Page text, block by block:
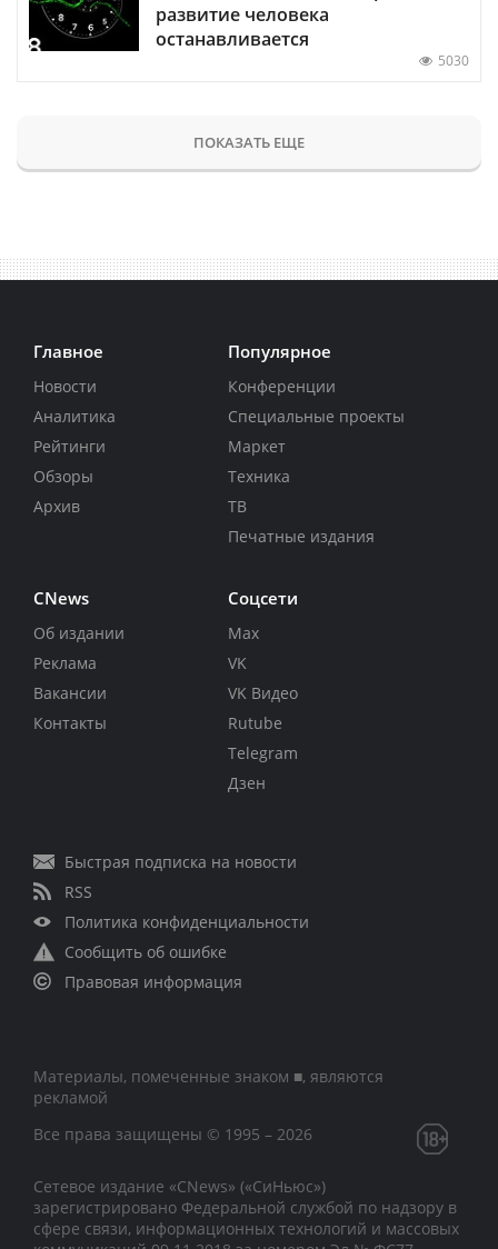
развитие человека
останавливается
5030
ПОКАЗАТЬ ЕЩЕ
Главное
Новости
Аналитика
Рейтинги
Обзоры
Архив
Популярное
Конференции
Специальные проекты
Маркет
Техника
ТВ
Печатные издания
CNews
Об издании
Реклама
Вакансии
Контакты
Соцсети
Max
VK
VK Видео
Rutube
Telegram
Дзен
Быстрая подписка на новости
RSS
Политика конфиденциальности
Сообщить об ошибке
Правовая информация
Материалы, помеченные знаком ■, являются
рекламой
Все права защищены © 1995 – 2026
Сетевое издание «CNews» («СиНьюс»)
зарегистрировано Федеральной службой по надзору в
сфере связи, информационных технологий и массовых